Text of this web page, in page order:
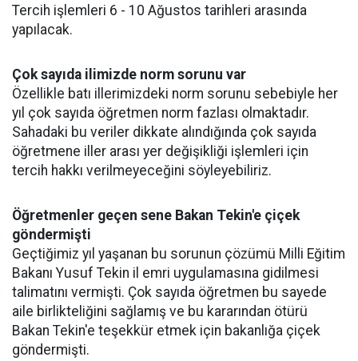
Tercih işlemleri 6 - 10 Ağustos tarihleri arasında
yapılacak.
Çok sayıda ilimizde norm sorunu var
Özellikle batı illerimizdeki norm sorunu sebebiyle her
yıl çok sayıda öğretmen norm fazlası olmaktadır.
Sahadaki bu veriler dikkate alındığında çok sayıda
öğretmene iller arası yer değişikliği işlemleri için
tercih hakkı verilmeyeceğini söyleyebiliriz.
Öğretmenler geçen sene Bakan Tekin'e çiçek
göndermişti
Geçtiğimiz yıl yaşanan bu sorunun çözümü Milli Eğitim
Bakanı Yusuf Tekin il emri uygulamasına gidilmesi
talimatını vermişti. Çok sayıda öğretmen bu sayede
aile birlikteliğini sağlamış ve bu kararından ötürü
Bakan Tekin'e teşekkür etmek için bakanlığa çiçek
göndermişti.